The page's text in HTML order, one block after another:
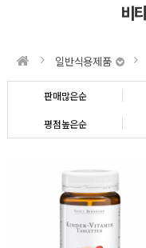
비
일반식용제품
판매많은순
평점높은순